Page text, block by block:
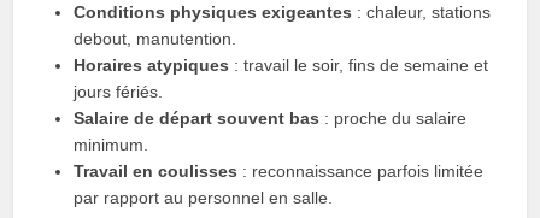
Conditions physiques exigeantes : chaleur, stations
debout, manutention.
Horaires atypiques : travail le soir, fins de semaine et
jours fériés.
Salaire de départ souvent bas : proche du salaire
minimum.
Travail en coulisses : reconnaissance parfois limitée
par rapport au personnel en salle.